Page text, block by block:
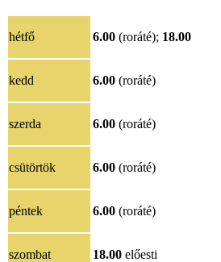
hétfő 6.00 (roráté); 18.00
kedd 6.00 (roráté)
szerda 6.00 (roráté)
csütörtök 6.00 (roráté)
péntek 6.00 (roráté)
szombat 18.00 előesti